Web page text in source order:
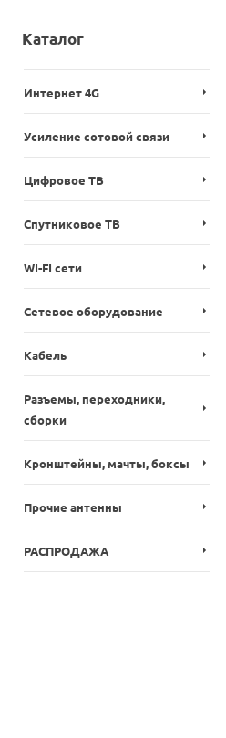
Каталог
Интернет 4G
Усиление сотовой связи
Цифровое ТВ
Спутниковое ТВ
WI-FI сети
Сетевое оборудование
Кабель
Разъемы, переходники,
сборки
Кронштейны, мачты, боксы
Прочие антенны
РАСПРОДАЖА